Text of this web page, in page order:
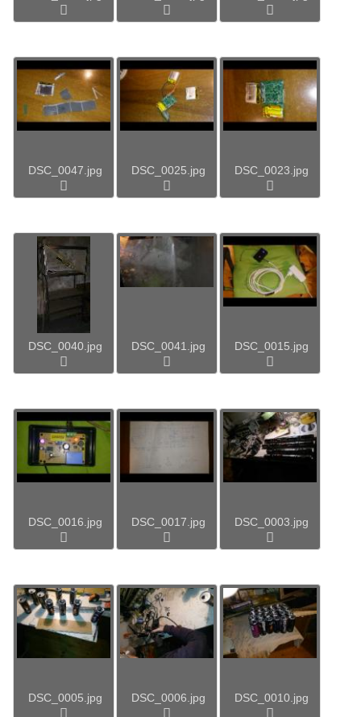
DSC_0047.jpg DSC_0025.jpg DSC_0023.jpg
DSC_0040.jpg DSC_0041.jpg DSC_0015.jpg
DSC_0016.jpg DSC_0017.jpg DSC_0003.jpg
DSC_0005.jpg DSC_0006.jpg DSC_0010.jpg